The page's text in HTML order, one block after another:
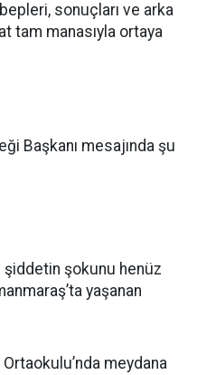
sonuçları ve arka
tam manasıyla ortaya
Başkanı mesajında şu
şiddetin şokunu henüz
yaşanan
meydana